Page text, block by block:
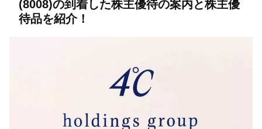
(8008)の到着した株主優待の案内と株主優
待品を紹介！